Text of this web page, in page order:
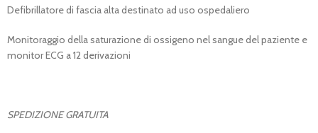
Defibrillatore di fascia alta destinato ad uso ospedaliero
Monitoraggio della saturazione di ossigeno nel sangue del paziente e
monitor ECG a 12 derivazioni
SPEDIZIONE GRATUITA